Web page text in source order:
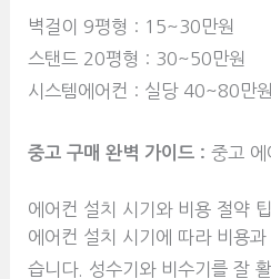
벽걸이 9평형 : 15~30만원
스탠드 20평형 : 30~50만원
시스템에어컨 : 실당 40~80만원
중고 구매 완벽 가이드 : 중고 에
에어컨 설치 시기와 비용 절약 팁
에어컨 설치 시기에 따라 비용
습니다. 성수기와 비수기를 잘